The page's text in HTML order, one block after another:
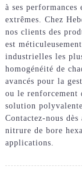
à ses performances
extrêmes. Chez
nos clients des
est
industrielles les
homogénéité de
avancés pour la
ou le renforcement
solution
Contactez-nous
nitrure de bore
applications.